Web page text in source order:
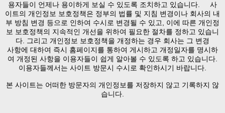
용자들이 언제나 용이하게 보실 수 있도록 조치하고 있습니다. 사
이트의 개인정보 보호정책은 정부의 법률 및 지침 변경이나 회사의 내
부 방침 변경 등으로 인하여 수시로 변경될 수 있고, 이에 따른 개인정
보 보호정책의 지속적인 개선을 위하여 필요한 절차를 정하고 있습니
다. 그리고 개인정보 보호정책을 개정하는 경우 회사는 그 변경
사항에 대하여 즉시 홈페이지를 통하여 게시하고 개정일자를 명시하
여 개정된 사항을 이용자들이 쉽게 알아볼 수 있도록 하고 있습니다.
이용자들께서는 사이트 방문시 수시로 확인하시기 바랍니다.
본 사이트는 어떠한 방문자의 개인정보를 저장하지 않고 기록하지 않
습니다.